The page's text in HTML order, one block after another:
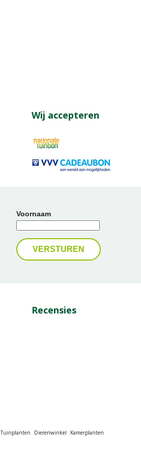
Wij accepteren
Voornaam
Recensies
Tuinplanten Dierenwinkel Kamerplanten